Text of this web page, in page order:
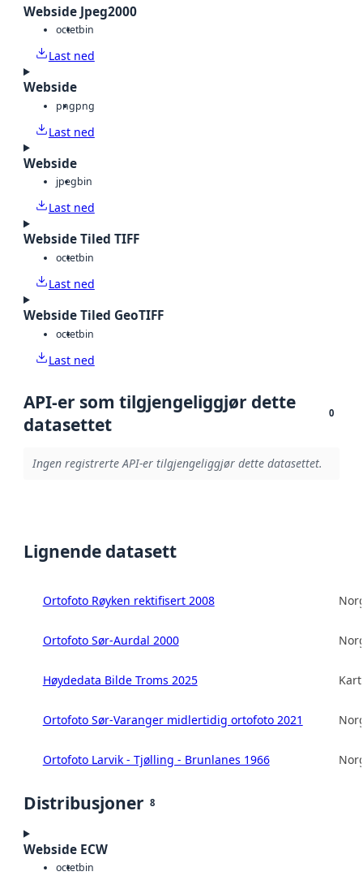
Webside Jpeg2000
octetbin
Last ned
Webside
pngpng
Last ned
Webside
jpegbin
Last ned
Webside Tiled TIFF
octetbin
Last ned
Webside Tiled GeoTIFF
octetbin
Last ned
API-er som tilgjengeliggjør dette
datasettet
0
Ingen registrerte API-er tilgjengeliggjør dette datasettet.
Lignende datasett
Ortofoto Røyken rektifisert 2008
Ortofoto Sør-Aurdal 2000
Høydedata Bilde Troms 2025
Ortofoto Sør-Varanger midlertidig ortofoto 2021
Ortofoto Larvik - Tjølling - Brunlanes 1966
Distribusjoner 8
Webside ECW
octetbin